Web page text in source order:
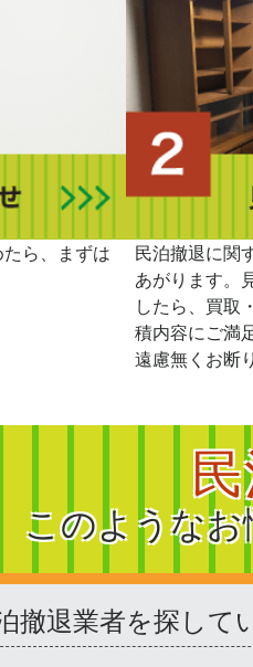
ら、まずは
民泊撤退に関
あがります。
したら、買取
積内容にご満
遠慮無くお断
このような
撤退業者を探して